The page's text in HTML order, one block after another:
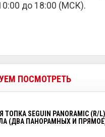
до 18:00 (МСК).
ПОСМОТРЕТЬ
SEGUIN PANORAMIC (R/
(ДВА ПАНОРАМНЫХ И